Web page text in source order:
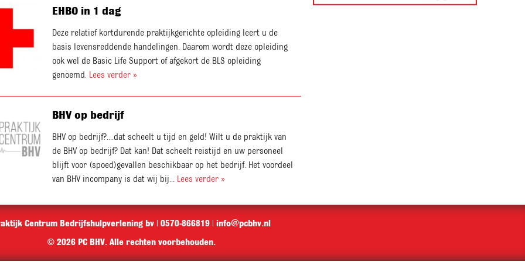
EHBO in 1 dag
Deze relatief kortdurende praktijkgerichte opleiding leert u de
basis levensreddende handelingen. Daarom wordt deze opleiding
ook wel de Basic Life Support of afgekort de BLS opleiding
genoemd. Lees verder »
BHV op bedrijf
BHV op bedrijf?....dat scheelt u tijd en geld! Wilt u de praktijk van
de BHV op bedrijf? Dat kan! Dat scheelt reistijd en uw personeel
blijft voor (spoed)gevallen beschikbaar op het bedrijf. Het voordeel
van BHV incompany is dat wij bij... Lees verder »
Centrum Bedrijfshulpverlening bv | 0570-866819 | info@pcbhv.nl
© 2026 PC BHV. Alle rechten voorbehouden.